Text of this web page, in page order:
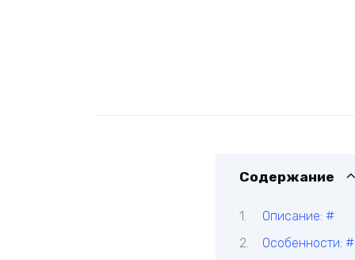
Содержание
Описание: #
Особенности: #